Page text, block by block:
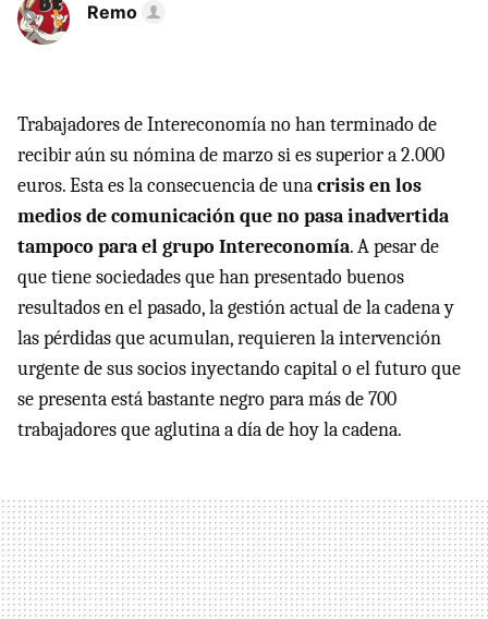
Remo
Trabajadores de Intereconomía no han terminado de
recibir aún su nómina de marzo si es superior a 2.000
euros. Esta es la consecuencia de unacrisis en los
medios de comunicación que no pasa inadvertida
tampoco para el grupo Intereconomía. A pesar de
que tiene sociedades que han presentado buenos
resultados en el pasado, la gestión actual de la cadena y
las pérdidas que acumulan, requieren la intervención
urgente de sus socios inyectando capital o el futuro que
se presenta está bastante negro para más de 700
trabajadores que aglutina a día de hoy la cadena.